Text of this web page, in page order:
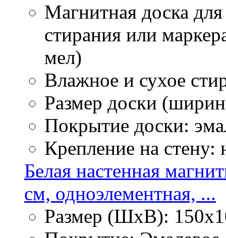
Магнитная доска
стирания или
мел)
Влажное и сухое
Размер доски
Покрытие доски:
Крепление на стену:
Белая настенная
см, одноэлементная, ...
Размер (ШхВ):